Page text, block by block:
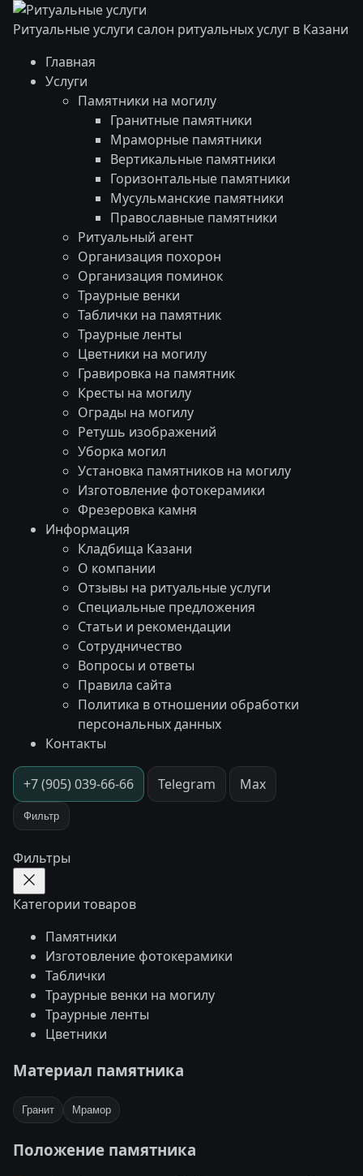
Ритуальные услуги салон ритуальных услуг в Казани
Главная
Услуги
Памятники на могилу
Гранитные памятники
Мраморные памятники
Вертикальные памятники
Горизонтальные памятники
Мусульманские памятники
Православные памятники
Ритуальный агент
Организация похорон
Организация поминок
Траурные венки
Таблички на памятник
Траурные ленты
Цветники на могилу
Гравировка на памятник
Кресты на могилу
Ограды на могилу
Ретушь изображений
Уборка могил
Установка памятников на могилу
Изготовление фотокерамики
Фрезеровка камня
Информация
Кладбища Казани
О компании
Отзывы на ритуальные услуги
Специальные предложения
Статьи и рекомендации
Сотрудничество
Вопросы и ответы
Правила сайта
Политика в отношении обработки
персональных данных
Контакты
+7 (905) 039-66-66 Telegram Max
Фильтр
Фильтры
Категории товаров
Памятники
Изготовление фотокерамики
Таблички
Траурные венки на могилу
Траурные ленты
Цветники
Материал памятника
Гранит Мрамор
Положение памятника